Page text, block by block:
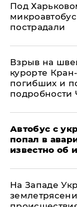
Под
пострадали
Взрыв на
курорте
погибших и
подробности
Автобус с
попал в
известно об
На Западе